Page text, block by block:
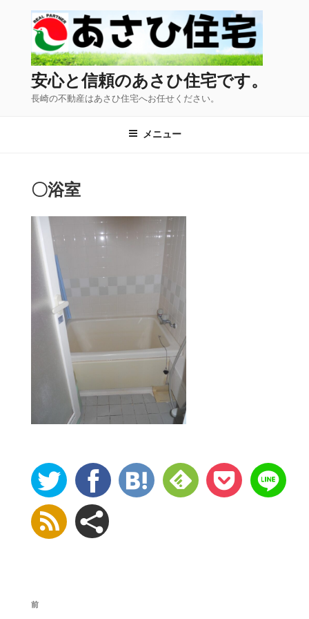
安心と信頼のあさひ住宅です。
長崎の不動産はあさひ住宅へお任せください。
メニュー
〇浴室
投
前